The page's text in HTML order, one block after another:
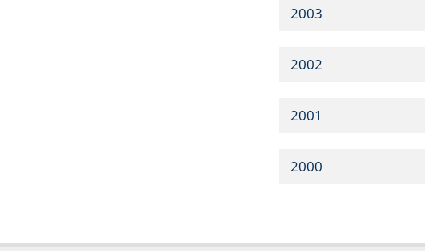
2003
2002
2001
2000